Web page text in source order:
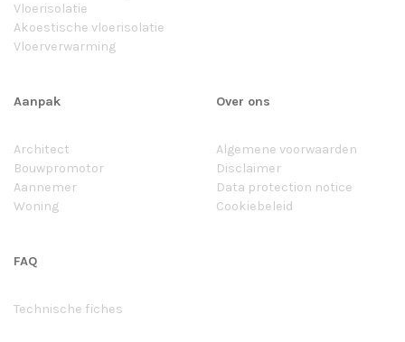
Vloerisolatie
Akoestische vloerisolatie
Vloerverwarming
Aanpak
Architect
Bouwpromotor
Aannemer
Woning
Over ons
Algemene voorwaarden
Disclaimer
Data protection notice
Cookiebeleid
FAQ
Technische fiches